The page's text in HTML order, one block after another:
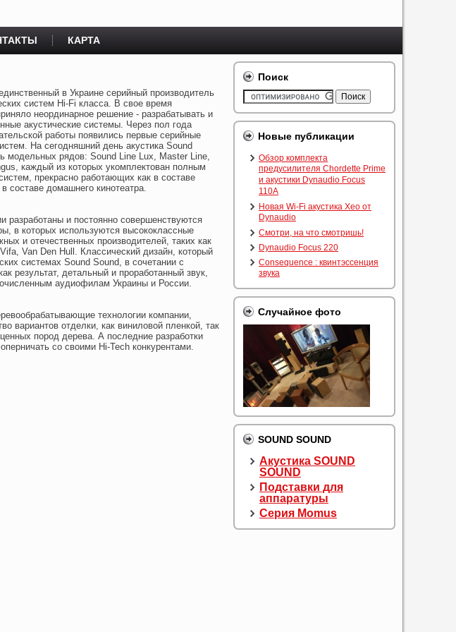
КАРТА
в Украине серийный производитель
систем Hi-Fi класса. В свое время
неординарное решение - разрабатывать и
акустические системы. Через пол года
работы появились первые серийные
На сегодняшний день акустика Sound
модельных рядов: Sound Line Lux, Master Line,
каждый из которых укомплектован полным
прекрасно работающих как в составе
составе домашнего кинотеатра.
разработаны и постоянно совершенствуются
в которых используются высококлассные
и отечественных производителей, таких как
Van Den Hull. Классический дизайн, который
системах Sound Sound, в сочетании с
результат, детальный и проработанный звук,
аудиофилам Украины и России.
технологии компании,
вариантов отделки, как виниловой пленкой, так
пород дерева. А последние разработки
со своими Hi-Tech конкурентами.
Поиск
Новые публикации
Обзор комплекта
предусилителя Chordette Prime
и акустики Dynaudio Focus
110A
Новая Wi-Fi акустика Xeo от
Dynaudio
Смотри, на что смотришь!
Dynaudio Focus 220
Consequence : квинтэссенция
звука
Случайное фото
SOUND SOUND
Акустика SOUND
SOUND
Подставки для
аппаратуры
Серия Momus